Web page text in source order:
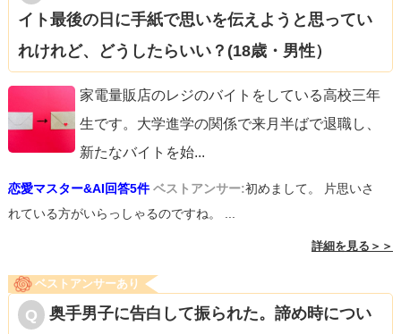
イト最後の日に手紙で思いを伝えようと思ってい
れけれど、どうしたらいい？(18歳・男性）
家電量販店のレジのバイトをしている高校三年
生です。大学進学の関係で来月半ばで退職し、
新たなバイトを始...
恋愛マスター&AI回答5件 ベストアンサー:初めまして。 片思いさ
れている方がいらっしゃるのですね。 ...
詳細を見る＞＞
ベストアンサーあり
奥手男子に告白して振られた。諦め時につい